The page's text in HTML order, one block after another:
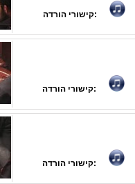
קישורי הורדה:
קישורי הורדה:
קישורי הורדה: